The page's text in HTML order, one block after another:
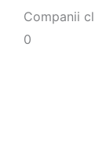
Companii
0